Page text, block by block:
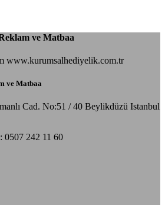
ve Matbaa
www.kurumsalhediyelik.com.tr
ve Matbaa
Cad. No:51 / 40 Beylikdüzü Istanbul
0507 242 11 60